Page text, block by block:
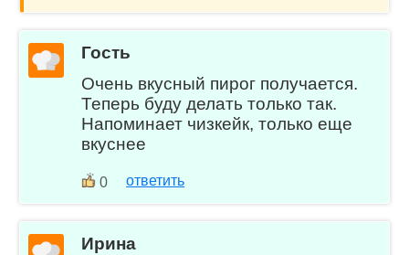
Гость
Очень вкусный пирог получается.
Теперь буду делать только так.
Напоминает чизкейк, только еще
вкуснее
0 ответить
Ирина